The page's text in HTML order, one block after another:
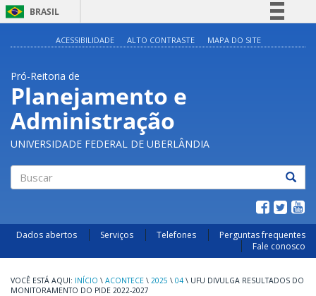
BRASIL
Acesso à informação
ACESSIBILIDADE ALTO CONTRASTE MAPA DO SITE
Pró-Reitoria de
Planejamento e
Administração
UNIVERSIDADE FEDERAL DE UBERLÂNDIA
Dados abertos Serviços Telefones
Perguntas frequentes
Fale conosco
INÍCIO \ ACONTECE \ 2025 \ 04 \ UFU DIVULGA RESULTADOS DO
MONITORAMENTO DO PIDE 2022-2027